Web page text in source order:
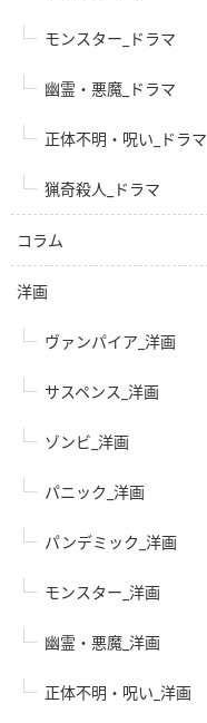
モンスター_ドラマ
幽霊・悪魔_ドラマ
正体不明・呪い_ドラマ
猟奇殺人_ドラマ
コラム
洋画
ヴァンパイア_洋画
サスペンス_洋画
ゾンビ_洋画
パニック_洋画
パンデミック_洋画
モンスター_洋画
幽霊・悪魔_洋画
正体不明・呪い_洋画